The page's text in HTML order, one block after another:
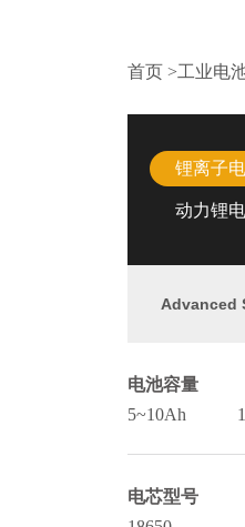
首页 >工业电
锂离子
动力锂
Advanced
电池容量
5~10Ah
电芯型号